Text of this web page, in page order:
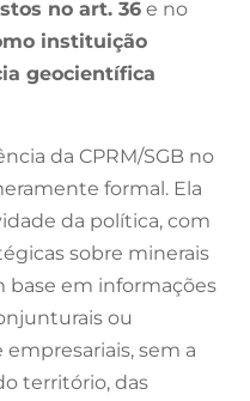
no art. 36 e no
instituição
geocientífica
da CPRM/SGB no
formal. Ela
da política, com
sobre minerais
base em informações
ou
sem a
território, das